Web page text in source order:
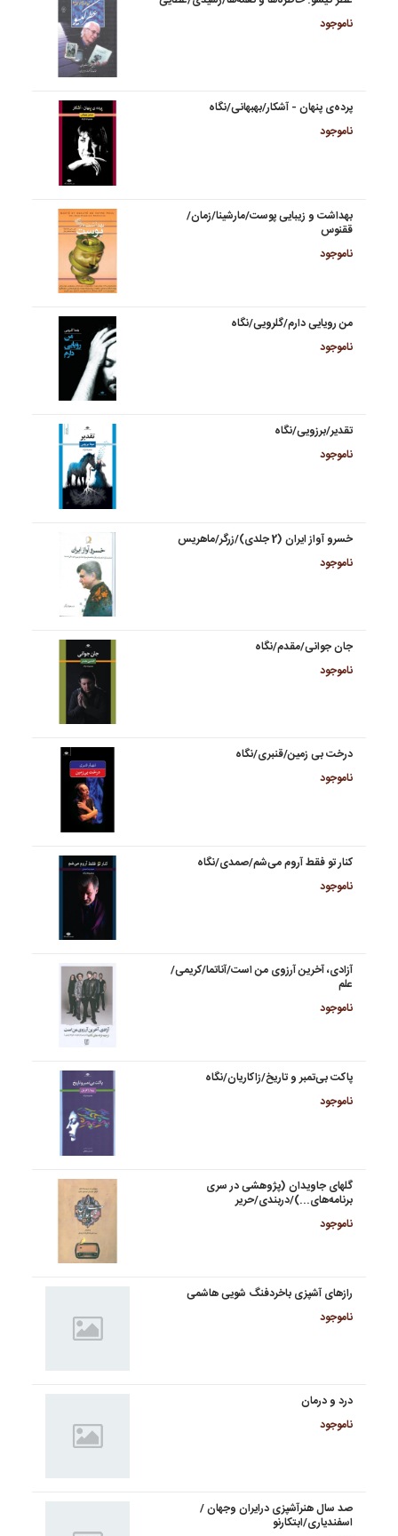
ناموجود
پرده‌ی پنهان - آشکار/بهبهانی/نگاه
ناموجود
بهداشت و زیبایی پوست/مارشینا/زمان/
ققنوس
ناموجود
من رویایی دارم/گلرویی/نگاه
ناموجود
تقدیر/برزویی/نگاه
ناموجود
خسرو آواز ایران (2 جلدی)/زرگر/ماهریس
ناموجود
جان جوانی/مقدم/نگاه
ناموجود
درخت بی زمین/قنبری/نگاه
ناموجود
کنار تو فقط آروم می‌شم/صمدی/نگاه
ناموجود
آزادی، آخرین آرزوی من است/آناتما/کریمی/
علم
ناموجود
پاکت بی‌تمبر و تاریخ/زاکاریان/نگاه
ناموجود
گلهای جاویدان (پژوهشی در سری
برنامه‌های...)/دربندی/حریر
ناموجود
رازهای آشپزی باخردفنگ شویی هاشمی
ناموجود
درد و درمان
ناموجود
صد سال هنرآشپزی درایران وجهان /
اسفندیاری/ابتکارنو